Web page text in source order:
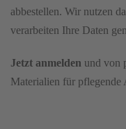
abbestellen. Wir nutzen
verarbeiten Ihre Daten
Jetzt anmelden und von
Materialien für pflegende